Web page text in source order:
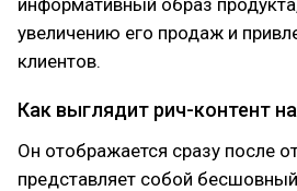
информативный образ
увеличению его продаж и
клиентов.
Как выглядит рич-контент
Он отображается сразу после
представляет собой